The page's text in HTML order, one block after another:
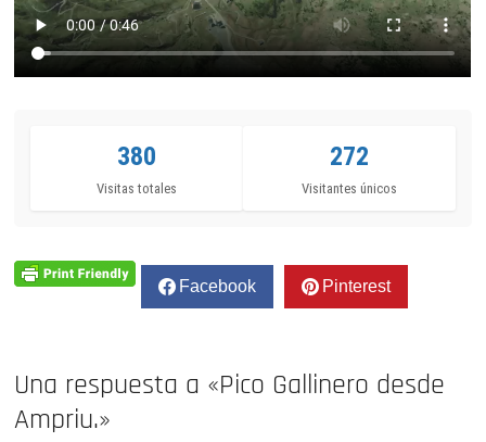
380
Visitas totales
272
Visitantes únicos
Facebook Pinterest
Una respuesta a «Pico Gallinero desde
Ampriu.»